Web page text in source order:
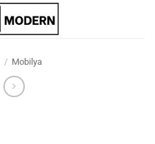
/ Mobilya